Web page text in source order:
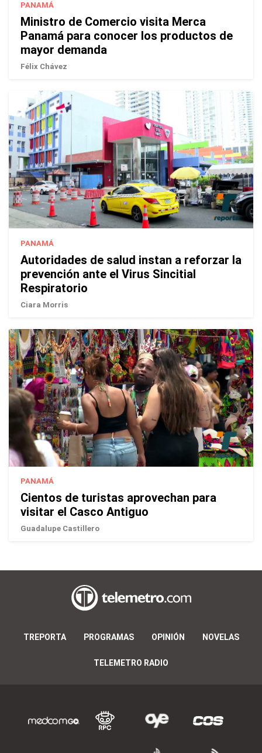
PANAMÁ
Ministro de Comercio visita Merca
Panamá para conocer los productos de
mayor demanda
Félix Chávez
PANAMÁ
Autoridades de salud instan a reforzar la
prevención ante el Virus Sincitial
Respiratorio
Ciara Morris
PANAMÁ
Cientos de turistas aprovechan para
visitar el Casco Antiguo
Guadalupe Castillero
TREPORTA PROGRAMAS OPINIÓN NOVELAS
TELEMETRO RADIO